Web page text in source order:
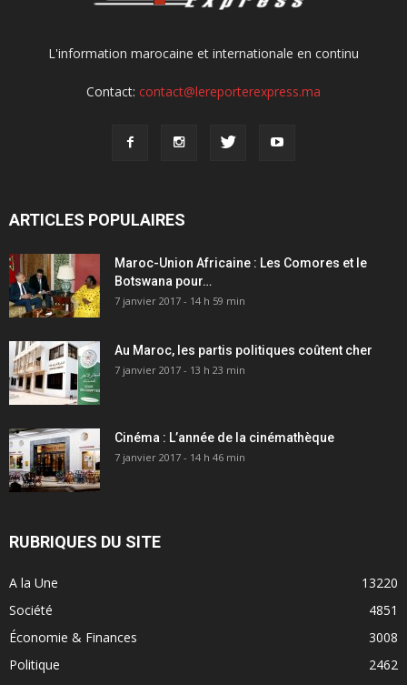
L'information marocaine et internationale en continu
Contact: contact@lereporterexpress.ma
ARTICLES POPULAIRES
Maroc-Union Africaine : Les Comores et le
Botswana pour…
7 janvier 2017 - 14 h 59 min
Au Maroc, les partis politiques coûtent cher
7 janvier 2017 - 13 h 23 min
Cinéma : L’année de la cinémathèque
7 janvier 2017 - 14 h 46 min
RUBRIQUES DU SITE
A la Une
13220
Société
4851
Économie & Finances
3008
Politique
2462